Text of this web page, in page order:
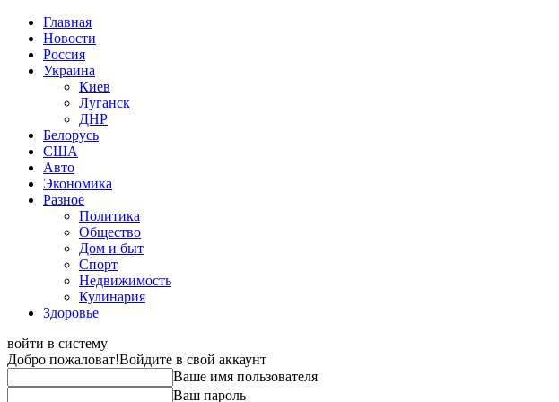
Главная
Новости
Россия
Украина
Киев
Луганск
ДНР
Белорусь
США
Авто
Экономика
Разное
Политика
Общество
Дом и быт
Спорт
Недвижимость
Кулинария
Здоровье
войти в систему
Добро пожаловат!Войдите в свой аккаунт
Ваше имя пользователя
Ваш пароль